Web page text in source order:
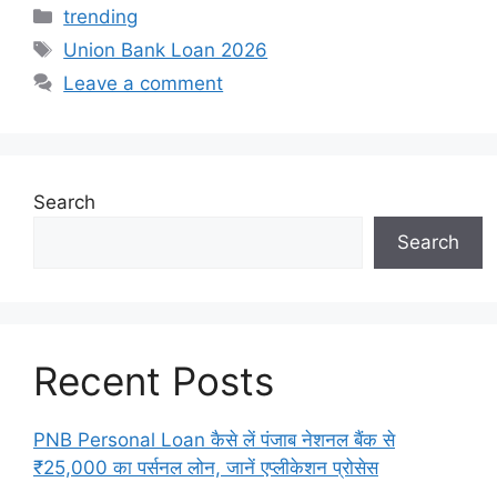
Categories
trending
Tags
Union Bank Loan 2026
Leave a comment
Search
Search
Recent Posts
PNB Personal Loan कैसे लें पंजाब नेशनल बैंक से
₹25,000 का पर्सनल लोन, जानें एप्लीकेशन प्रोसेस